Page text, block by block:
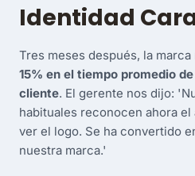
Identidad
Tres meses después, la
15% en el tiempo promedio
cliente. El gerente nos dijo:
habituales reconocen ahora
ver el logo. Se ha convertido
nuestra marca.'